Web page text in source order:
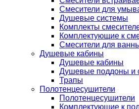
Смесители для
Душевые системы
Комплекты
Комплектующие к
Смесители для
Душевые кабины
Душевые кабины
Душевые поддоны и
Трапы
Полотенцесушители
Полотенцесушители
Комплектующие к